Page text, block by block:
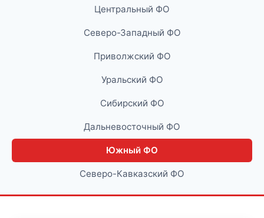
Центральный ФО
Северо-Западный ФО
Приволжский ФО
Уральский ФО
Сибирский ФО
Дальневосточный ФО
Южный ФО
Северо-Кавказский ФО